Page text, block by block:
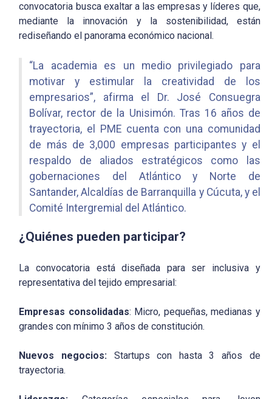
convocatoria busca exaltar a las empresas y líderes que,
mediante la innovación y la sostenibilidad, están
rediseñando el panorama económico nacional.
“La academia es un medio privilegiado para
motivar y estimular la creatividad de los
empresarios”, afirma el Dr. José Consuegra
Bolívar, rector de la Unisimón. Tras 16 años de
trayectoria, el PME cuenta con una comunidad
de más de 3,000 empresas participantes y el
respaldo de aliados estratégicos como las
gobernaciones del Atlántico y Norte de
Santander, Alcaldías de Barranquilla y Cúcuta, y el
Comité Intergremial del Atlántico.
¿Quiénes pueden participar?
La convocatoria está diseñada para ser inclusiva y
representativa del tejido empresarial:
Empresas consolidadas: Micro, pequeñas, medianas y
grandes con mínimo 3 años de constitución.
Nuevos negocios: Startups con hasta 3 años de
trayectoria.